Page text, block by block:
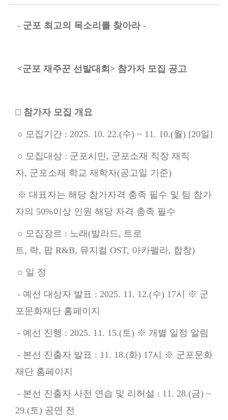
- 군포 최고의 목소리를 찾아라 -
<군포 재주꾼 선발대회> 참가자 모집 공고
□ 참가자 모집 개요
○ 모집기간 : 2025. 10. 22.(수) ~ 11. 10.(월) [20일]
○ 모집대상 : 군포시민, 군포소재 직장 재직
자, 군포소재 학교 재학자(공고일 기준)
※ 대표자는 해당 참가자격 충족 필수 및 팀 참가
자의 50%이상 인원 해당 자격 충족 필수
○ 모집장르 : 노래(발라드, 트로
트, 락, 팝 R&B, 뮤지컬 OST, 아카펠라, 합창)
○ 일 정
- 예선 대상자 발표 : 2025. 11. 12.(수) 17시 ※ 군
포문화재단 홈페이지
- 예선 진행 : 2025. 11. 15.(토) ※ 개별 일정 알림
- 본선 진출자 발표 : 11. 18.(화) 17시 ※ 군포문화
재단 홈페이지
- 본선 진출자 사전 연습 및 리허설 : 11. 28.(금) ~
29.(토) 공연 전